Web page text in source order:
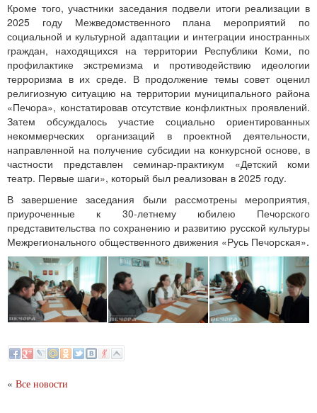
Кроме того, участники заседания подвели итоги реализации в
2025 году Межведомственного плана мероприятий по
социальной и культурной адаптации и интеграции иностранных
граждан, находящихся на территории Республики Коми, по
профилактике экстремизма и противодействию идеологии
терроризма в их среде. В продолжение темы совет оценил
религиозную ситуацию на территории муниципального района
«Печора», констатировав отсутствие конфликтных проявлений.
Затем обсуждалось участие социально ориентированных
некоммерческих организаций в проектной деятельности,
направленной на получение субсидии на конкурсной основе, в
частности представлен семинар-практикум «Детский коми
театр. Первые шаги», который был реализован в 2025 году.
В завершение заседания были рассмотрены мероприятия,
приуроченные к 30-летнему юбилею Печорского
представительства по сохранению и развитию русской культуры
Межрегионального общественного движения «Русь Печорская».
« Все новости